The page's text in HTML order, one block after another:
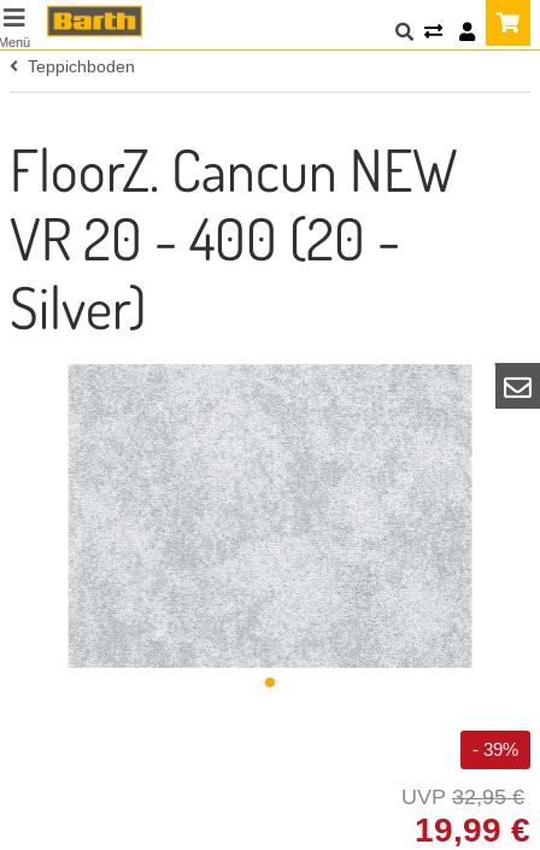
Teppichboden
FloorZ. Cancun NEW
VR 20 - 400 (20 -
Silver)
- 39%
32,95 €
19,99 €